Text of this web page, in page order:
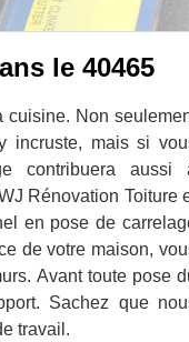
le 40465
cuisine. Non
incruste, mais si
contribuera aussi
Rénovation Toiture
en pose de
de votre maison,
Avant toute pose
Sachez que
travail.